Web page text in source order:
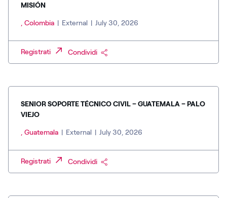
MISIÓN
, Colombia | External | July 30, 2026
Registrati Condividi
SENIOR SOPORTE TÉCNICO CIVIL – GUATEMALA – PALO
VIEJO
, Guatemala | External | July 30, 2026
Registrati Condividi